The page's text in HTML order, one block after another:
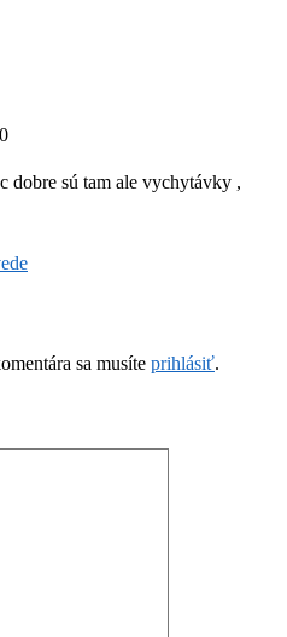
dobre sú tam ale vychytávky ,
sa musíte prihlásiť.